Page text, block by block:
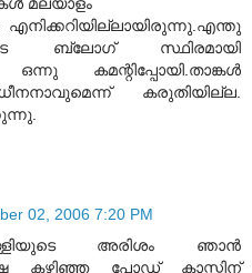
എനിക്കറിയില്ലായിരുന്നു.എന്തു
ബ്ലോഗ് സ്ഥിരമായി
ഒന്നു കമന്റിപ്പോയി.താങ്കള്‍
കരുതിയില്ല.
02, 2006 7:20 PM
അരിശം ഞാന്‍
കഴിഞ്ഞ പോഡ് കാസ്റ്റിന്